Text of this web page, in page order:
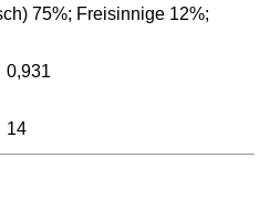
75%; Freisinnige 12%;
0,931
14